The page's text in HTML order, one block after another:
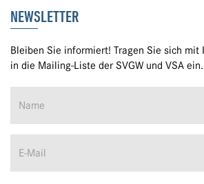
NEWSLETTER
Bleiben Sie informiert! Tragen Sie sich mit
in die Mailing-Liste der SVGW und VSA ein.